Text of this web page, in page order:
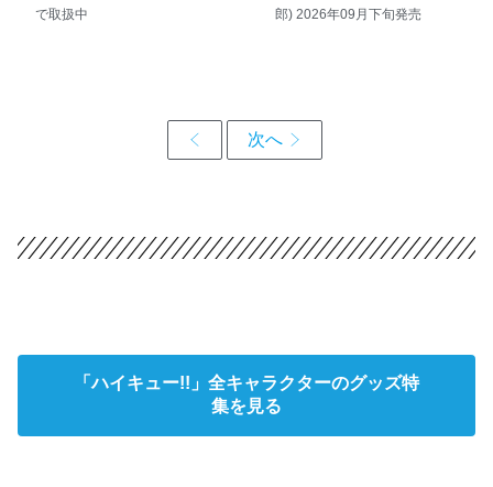
で取扱中 郎) 2026年09月下旬発売
「ハイキュー!!」全キャラクターのグッズ特
集を見る